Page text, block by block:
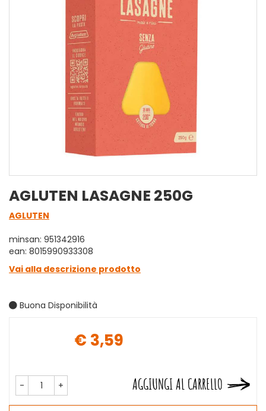
AGLUTEN LASAGNE 250G
AGLUTEN
minsan: 951342916
ean: 8015990933308
Vai alla descrizione prodotto
Buona Disponibilità
€ 3,59
- + AGGIUNGI AL CARRELLO